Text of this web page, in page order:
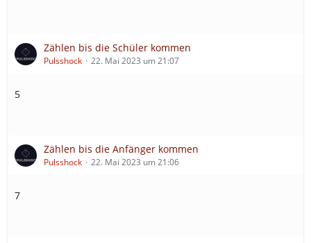
Zählen bis die Schüler kommen
Pulsshock 22. Mai 2023 um 21:07
5
Zählen bis die Anfänger kommen
Pulsshock 22. Mai 2023 um 21:06
7